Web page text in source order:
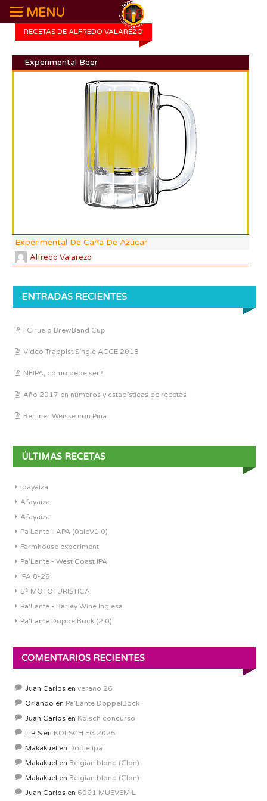
MENU
RECETAS DE ALFREDO VALAREZO
Experimental Beer
Experimental De Caña De Azúcar
Alfredo Valarezo
ENTRADAS RECIENTES
I Ciruelo BrewBand Cup
Vídeo Trappist Single ACCE 2018
NEIPA, cómo debe ser?
Año 2017 en números y estadísticas de recetas
Berliner Weisse con Piña
ÚLTIMAS RECETAS
ipayaiza
Afayaiza
Afayaiza
Pa´Lante - APA (0alcV1.0)
Farmhouse experiment
Pa'Lante - West Coast IPA
IPA 8-26
5ª MOTOTURISTICA
Pa'Lante - Barley Wine Inglesa
Pa’Lante DoppelBock (2.0)
COMENTARIOS RECIENTES
Juan Carlos en verano 26
Orlando en Pa’Lante DoppelBock
Juan Carlos en Kolsch concurso
L.R.S en KOLSCH EG 2025
Makakuel en Doble ipa
Makakuel en Belgian blond (Clon)
Makakuel en Belgian blond (Clon)
Juan Carlos en 6091 MUEVEMIL